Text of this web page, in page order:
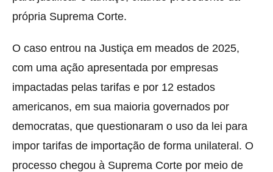
própria Suprema Corte.
O caso entrou na Justiça em meados de 2025,
com uma ação apresentada por empresas
impactadas pelas tarifas e por 12 estados
americanos, em sua maioria governados por
democratas, que questionaram o uso da lei para
impor tarifas de importação de forma unilateral. O
processo chegou à Suprema Corte por meio de